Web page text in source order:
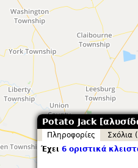
Potato Jack
Πληροφορίες
Σxόλια
Έχει 6 οριστικά